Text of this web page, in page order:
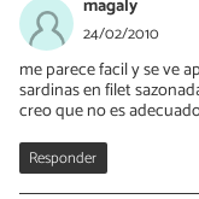
Hola, Miguel. En
no ser así es cierto
¡Muchas gracias
magaly
24/02/2010
me parece facil y se ve
sardinas en filet
creo que no es
Responder